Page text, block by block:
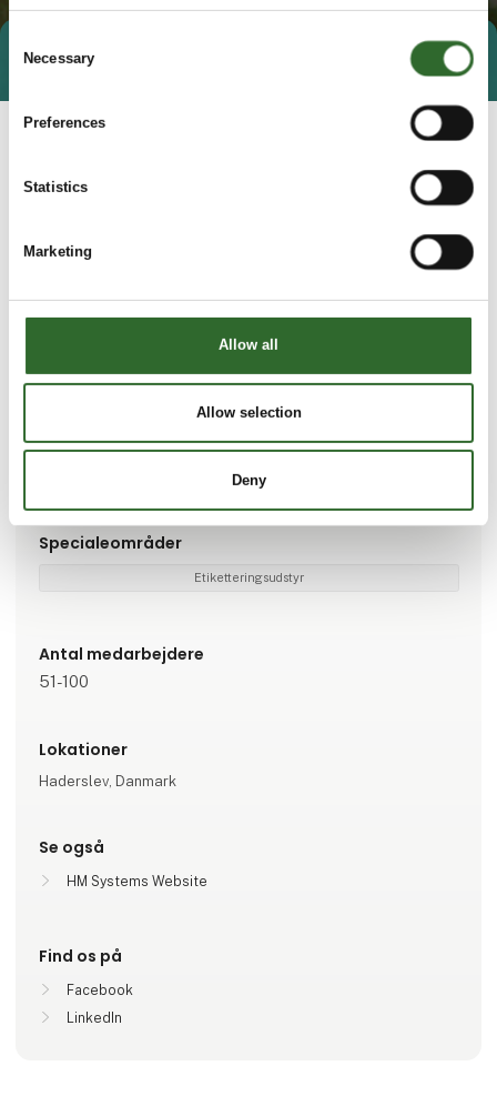
Selection
Necessary
Preferences
Statistics
Marketing
Allow all
Allow selection
Deny
Gå til hjemmeside
Brands
IQJET®
Specialeområder
Etiketteringsudstyr
Antal medarbejdere
51-100
Lokationer
Haderslev, Danmark
Se også
HM Systems Website
Find os på
Facebook
LinkedIn